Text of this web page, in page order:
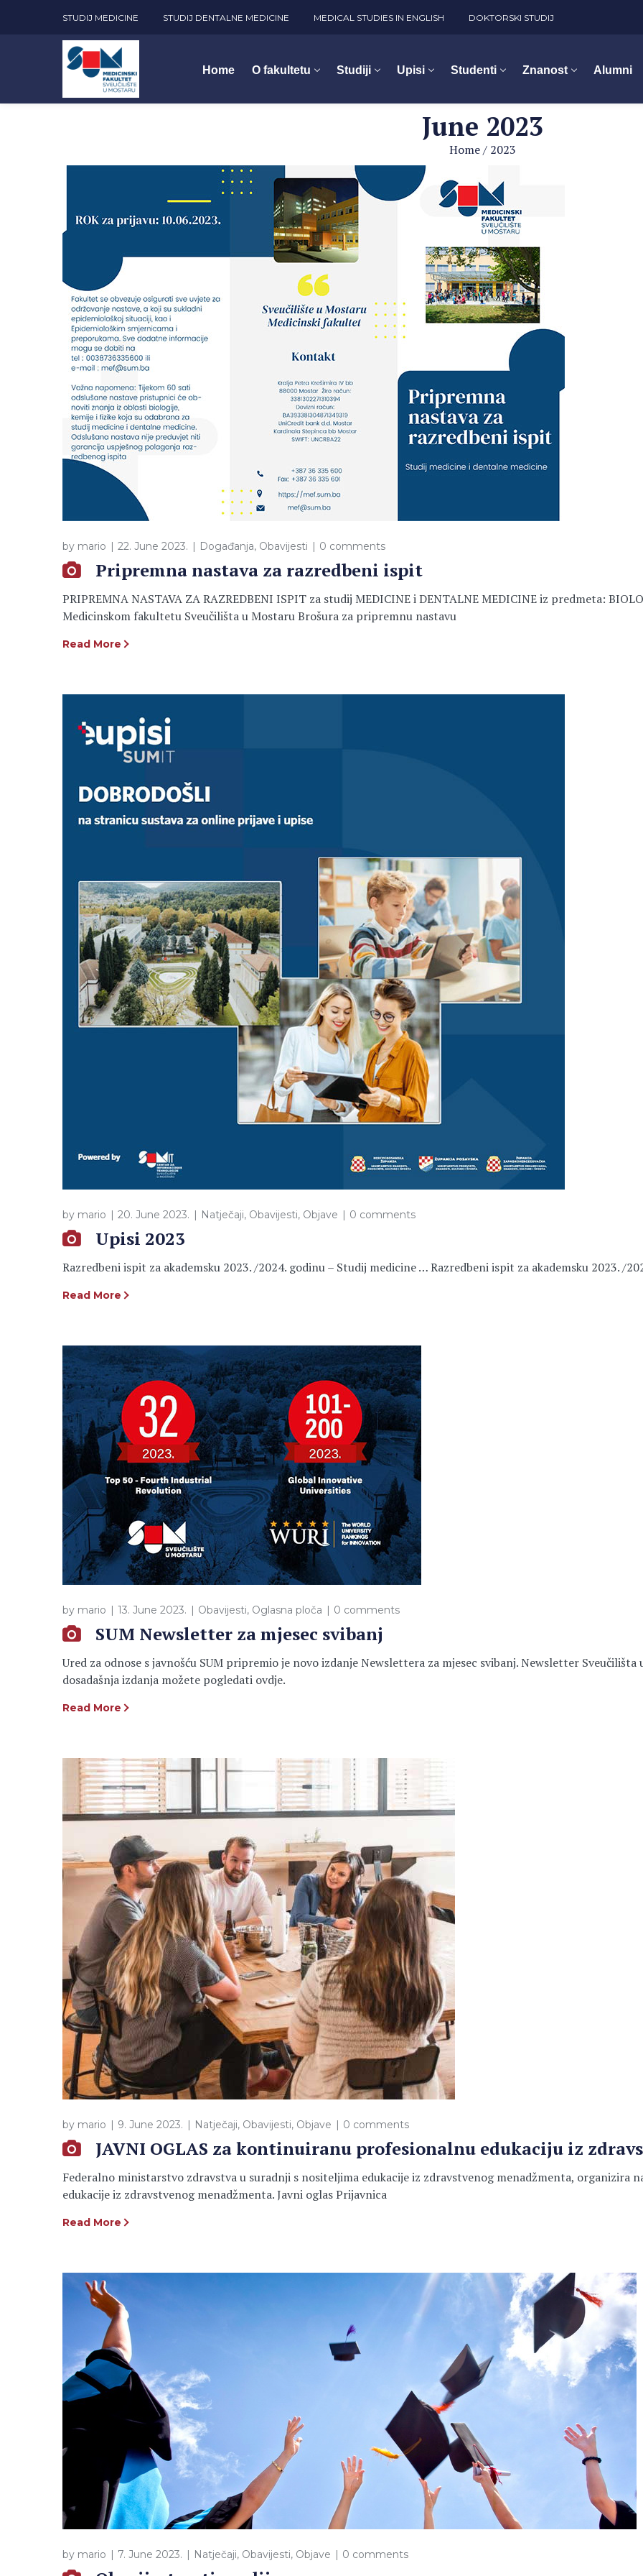
STUDIJ MEDICINE STUDIJ DENTALNE MEDICINE MEDICAL STUDIES IN ENGLISH DOKTORSKI STUDIJ
Home O fakultetu Studiji Upisi Studenti Znanost Alumni
June 2023
Home/ 2023
by mario 22. June 2023. Događanja, Obavijesti 0 comments
Pripremna nastava za razredbeni ispit
PRIPREMNA NASTAVA ZA RAZREDBENI ISPIT za studij MEDICINE i DENTALNE MEDICINE iz predmeta:
Medicinskom fakultetu Sveučilišta u Mostaru Brošura za pripremnu nastavu
Read More
by mario 20. June 2023. Natječaji, Obavijesti, Objave 0 comments
Upisi 2023
Razredbeni ispit za akademsku 2023. /2024. godinu – Studij medicine … Razredbeni ispit za akademsku 2023. /
Read More
by mario 13. June 2023. Obavijesti, Oglasna ploča 0 comments
SUM Newsletter za mjesec svibanj
Ured za odnose s javnošću SUM pripremio je novo izdanje Newslettera za mjesec svibanj. Newsletter
dosadašnja izdanja možete pogledati ovdje.
Read More
by mario 9. June 2023. Natječaji, Obavijesti, Objave 0 comments
JAVNI OGLAS za kontinuiranu profesionalnu edukaciju iz
Federalno ministarstvo zdravstva u suradnji s nositeljima edukacije iz zdravstvenog menadžmenta, organizira
edukacije iz zdravstvenog menadžmenta. Javni oglas Prijavnica
Read More
by mario 7. June 2023. Natječaji, Obavijesti, Objave 0 comments